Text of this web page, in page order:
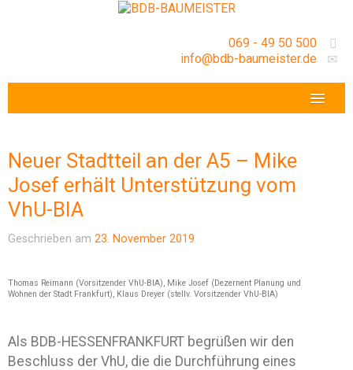
069 - 49 50 500
info@bdb-baumeister.de
GESCHÄFTSSTELLE
Neuer Stadtteil an der A5 – Mike
Josef erhält Unterstützung vom
VhU-BIA
Geschrieben am 23. November 2019
Thomas Reimann (Vorsitzender VhU-BIA), Mike Josef (Dezernent Planung und
Wohnen der Stadt Frankfurt), Klaus Dreyer (stellv. Vorsitzender VhU-BIA)
Als BDB-HESSENFRANKFURT begrüßen wir den
Beschluss der VhU, die die Durchführung eines